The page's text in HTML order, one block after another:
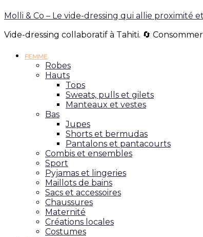
Molli & Co – Le vide-dressing qui allie proximité
Vide-dressing collaboratif à Tahiti. 🔄
FEMME
Robes
Hauts
Tops
Sweats, pulls et gilets
Manteaux et vestes
Bas
Jupes
Shorts et bermudas
Pantalons et pantacourts
Combis et ensembles
Sport
Pyjamas et lingeries
Maillots de bains
Sacs et accessoires
Chaussures
Maternité
Créations locales
Costumes